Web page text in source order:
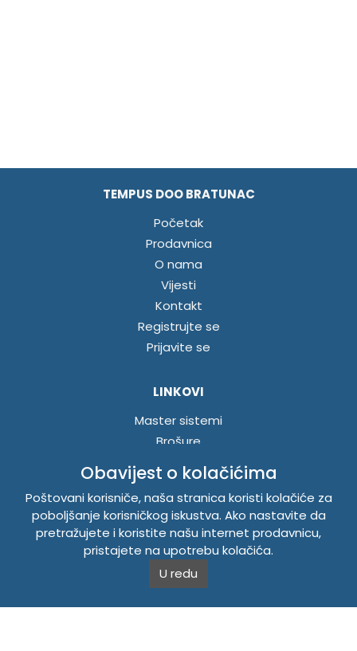
TEMPUS DOO BRATUNAC
Početak
Prodavnica
O nama
Vijesti
Kontakt
Registrujte se
Prijavite se
LINKOVI
Master sistemi
Brošure
INFORMACIJE
Politika o kolačićima
Uslovi korištenja
Politika privatnosti
Obavijest o kolačićima
Poštovani korisniče, naša stranica koristi kolačiće za
poboljšanje korisničkog iskustva. Ako nastavite da
pretražujete i koristite našu internet prodavnicu,
pristajete na upotrebu kolačića.
U redu